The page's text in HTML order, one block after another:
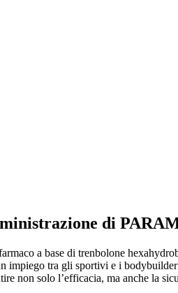
di
a base di trenbolone
impiego tra gli sportivi e i
non solo l’efficacia, ma anche la